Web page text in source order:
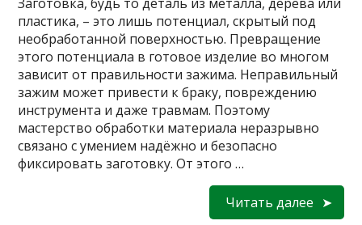
пластика, – это лишь потенциал, скрытый под
необработанной поверхностью. Превращение
этого потенциала в готовое изделие во многом
зависит от правильности зажима. Неправильный
зажим может привести к браку, повреждению
инструмента и даже травмам. Поэтому
мастерство обработки материала неразрывно
связано с умением надёжно и безопасно
фиксировать заготовку. От этого …
Читать далее